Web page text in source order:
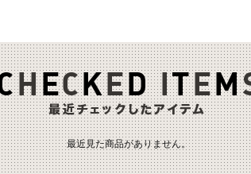
最近見た商品がありません。